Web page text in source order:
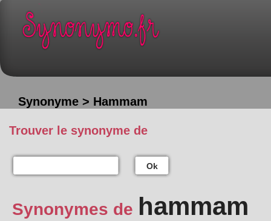
Synonyme > Hammam
Trouver le synonyme de
Ok
Synonymes de hammam